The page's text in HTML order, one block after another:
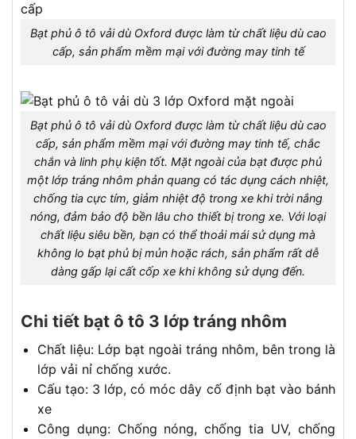
Bạt phủ ô tô vải dù Oxford được làm từ chất liệu dù cao
cấp, sản phẩm mềm mại với đường may tinh tế
Bạt phủ ô tô vải dù Oxford được làm từ chất liệu dù cao
cấp, sản phẩm mềm mại với đường may tinh tế, chắc
chắn và linh phụ kiện tốt. Mặt ngoài của bạt được phủ
một lớp tráng nhôm phản quang có tác dụng cách nhiệt,
chống tia cực tím, giảm nhiệt độ trong xe khi trời nắng
nóng, đảm bảo độ bền lâu cho thiết bị trong xe. Với loại
chất liệu siêu bền, bạn có thể thoải mái sử dụng mà
không lo bạt phủ bị mủn hoặc rách, sản phẩm rất dễ
dàng gấp lại cất cốp xe khi không sử dụng đến.
Chi tiết bạt ô tô 3 lớp tráng nhôm
Chất liệu: Lớp bạt ngoài tráng nhôm, bên trong là
lớp vải nỉ chống xước.
Cấu tạo: 3 lớp, có móc dây cố định bạt vào bánh
xe
Công dụng: Chống nóng, chống tia UV, chống